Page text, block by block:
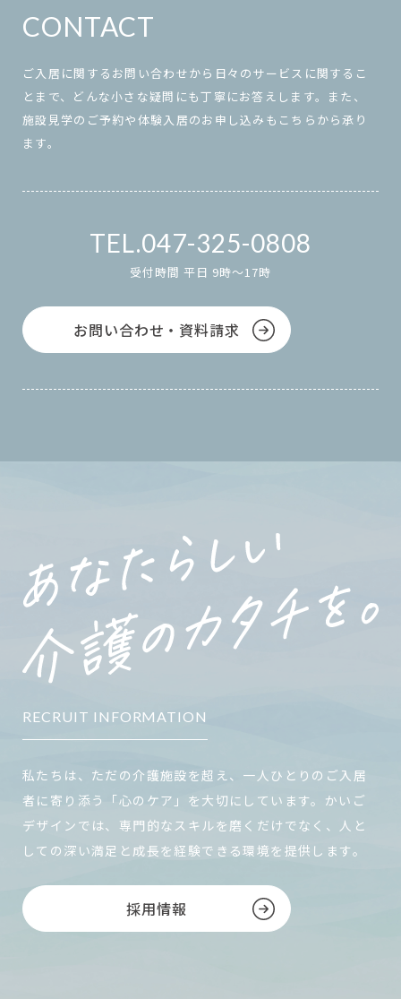
CONTACT
ご入居に関するお問い合わせから日々のサービスに関するこ
とまで、どんな小さな疑問にも丁寧にお答えします。また、
施設見学のご予約や体験入居のお申し込みもこちらから承り
ます。
047-325-0808
受付時間 平日 9時～17時
お問い合わせ・資料請求
RECRUIT INFORMATION
私たちは、ただの介護施設を超え、一人ひとりのご入居
者に寄り添う「心のケア」を大切にしています。かいご
デザインでは、専門的なスキルを磨くだけでなく、人と
しての深い満足と成長を経験できる環境を提供します。
採用情報